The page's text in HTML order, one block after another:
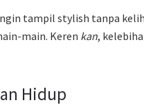
tampil stylish tanpa
main. Keren kan,
Hidup